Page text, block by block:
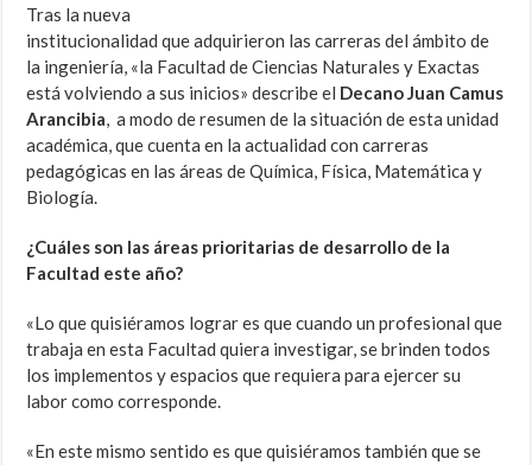
Tras la nueva
institucionalidad que adquirieron las carreras del ámbito de
la ingeniería, «la Facultad de Ciencias Naturales y Exactas
está volviendo a sus inicios» describe el Decano Juan Camus
Arancibia, a modo de resumen de la situación de esta unidad
académica, que cuenta en la actualidad con carreras
pedagógicas en las áreas de Química, Física, Matemática y
Biología.
¿Cuáles son las áreas prioritarias de desarrollo de la
Facultad este año?
«Lo que quisiéramos lograr es que cuando un profesional que
trabaja en esta Facultad quiera investigar, se brinden todos
los implementos y espacios que requiera para ejercer su
labor como corresponde.
«En este mismo sentido es que quisiéramos también que se